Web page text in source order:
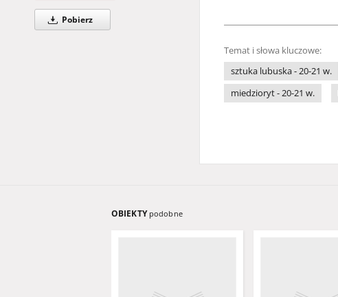
Pobierz
Temat i słowa kluczowe:
sztuka lubuska - 20-21 w.
miedzioryt - 20-21 w.
OBIEKTY podobne